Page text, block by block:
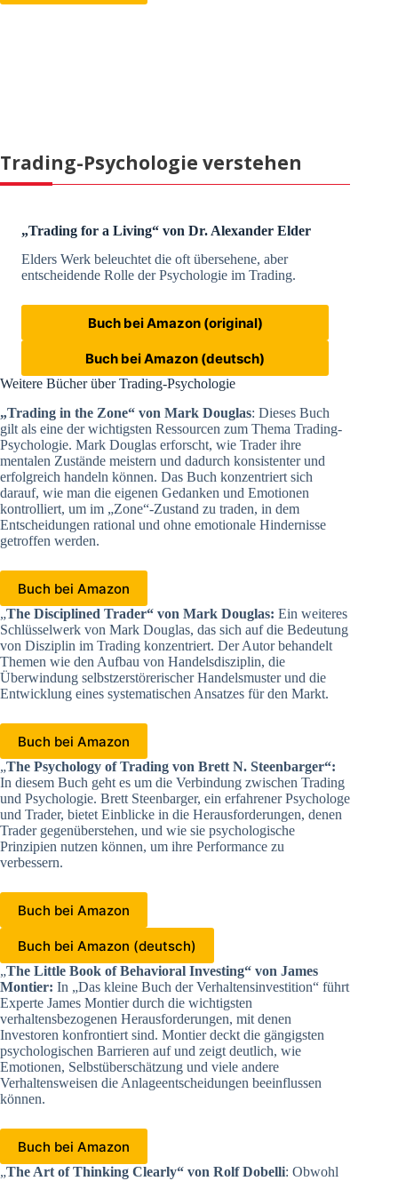
Trading-Psychologie verstehen
„Trading for a Living“ von Dr. Alexander Elder
Elders Werk beleuchtet die oft übersehene, aber
entscheidende Rolle der Psychologie im Trading.
Buch bei Amazon (original)
Buch bei Amazon (deutsch)
Weitere Bücher über Trading-Psychologie
„Trading in the Zone“ von Mark Douglas: Dieses Buch
gilt als eine der wichtigsten Ressourcen zum Thema Trading-
Psychologie. Mark Douglas erforscht, wie Trader ihre
mentalen Zustände meistern und dadurch konsistenter und
erfolgreich handeln können. Das Buch konzentriert sich
darauf, wie man die eigenen Gedanken und Emotionen
kontrolliert, um im „Zone“-Zustand zu traden, in dem
Entscheidungen rational und ohne emotionale Hindernisse
getroffen werden.
Buch bei Amazon
„The Disciplined Trader“ von Mark Douglas: Ein weiteres
Schlüsselwerk von Mark Douglas, das sich auf die Bedeutung
von Disziplin im Trading konzentriert. Der Autor behandelt
Themen wie den Aufbau von Handelsdisziplin, die
Überwindung selbstzerstörerischer Handelsmuster und die
Entwicklung eines systematischen Ansatzes für den Markt.
Buch bei Amazon
„The Psychology of Trading von Brett N. Steenbarger“:
In diesem Buch geht es um die Verbindung zwischen Trading
und Psychologie. Brett Steenbarger, ein erfahrener Psychologe
und Trader, bietet Einblicke in die Herausforderungen, denen
Trader gegenüberstehen, und wie sie psychologische
Prinzipien nutzen können, um ihre Performance zu
verbessern.
Buch bei Amazon
Buch bei Amazon (deutsch)
„The Little Book of Behavioral Investing“ von James
Montier: In „Das kleine Buch der Verhaltensinvestition“ führt
Experte James Montier durch die wichtigsten
verhaltensbezogenen Herausforderungen, mit denen
Investoren konfrontiert sind. Montier deckt die gängigsten
psychologischen Barrieren auf und zeigt deutlich, wie
Emotionen, Selbstüberschätzung und viele andere
Verhaltensweisen die Anlageentscheidungen beeinflussen
können.
Buch bei Amazon
„The Art of Thinking Clearly“ von Rolf Dobelli: Obwohl